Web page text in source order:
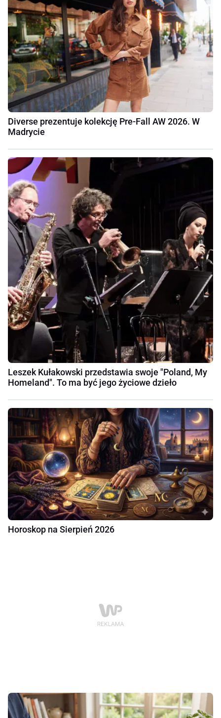
Diverse prezentuje kolekcję Pre-Fall AW 2026. W
Madrycie
Leszek Kułakowski przedstawia swoje "Poland, My
Homeland". To ma być jego życiowe dzieło
Horoskop na Sierpień 2026